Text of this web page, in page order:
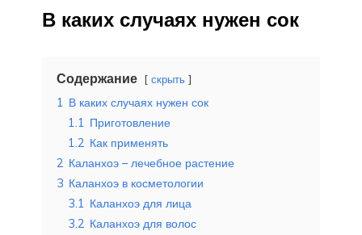
В каких случаях нужен сок
Содержание скрыть
1 В каких случаях нужен сок
1.1 Приготовление
1.2 Как применять
2 Каланхоэ – лечебное растение
3 Каланхоэ в косметологии
3.1 Каланхоэ для лица
3.2 Каланхоэ для волос